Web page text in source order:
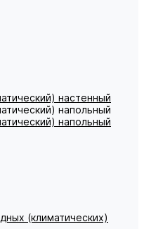
настенный
напольный
напольный
(климатических)